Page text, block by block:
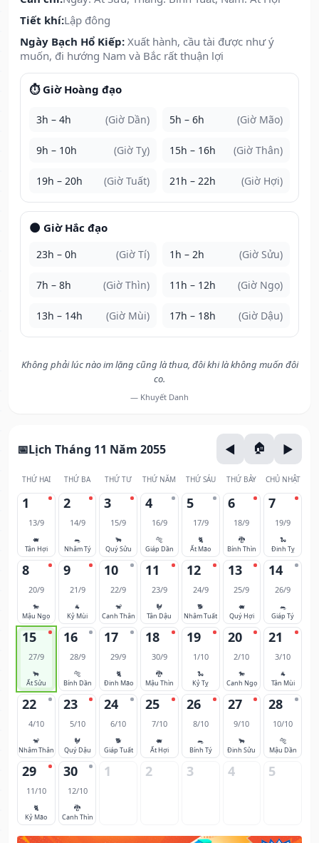
Tiết khí:Lập đông
Ngày Bạch Hổ Kiếp: Xuất hành, cầu tài được như ý
muốn, đi hướng Nam và Bắc rất thuận lợi
⏱️ Giờ Hoàng đạo
3h – 4h (Giờ Dần) 5h – 6h (Giờ Mão)
9h – 10h (Giờ Tỵ) 15h – 16h (Giờ Thân)
19h – 20h (Giờ Tuất) 21h – 22h (Giờ Hợi)
🌑 Giờ Hắc đạo
23h – 0h (Giờ Tí) 1h – 2h (Giờ Sửu)
7h – 8h (Giờ Thìn) 11h – 12h (Giờ Ngọ)
13h – 14h (Giờ Mùi) 17h – 18h (Giờ Dậu)
Không phải lúc nào im lặng cũng là thua, đôi khi là không muốn đôi
co.
— Khuyết Danh
Lịch Tháng 11 Năm 2055
THỨ HAI THỨ BA THỨ TƯ THỨ NĂM THỨ SÁU THỨ BẢY CHỦ NHẬT
1
13/9
🐖
Tân Hợi
2
14/9
🐀
Nhâm Tý
3
15/9
🐂
Quý Sửu
4
16/9
🐅
Giáp Dần
5
17/9
🐈
Ất Mão
6
18/9
🐉
Bính Thìn
7
19/9
🐍
Đinh Tỵ
8
20/9
🐎
Mậu Ngọ
9
21/9
🐐
Kỷ Mùi
10
22/9
🐒
Canh Thân
11
23/9
🐓
Tân Dậu
12
24/9
🐕
Nhâm Tuất
13
25/9
🐖
Quý Hợi
14
26/9
🐀
Giáp Tý
15
27/9
🐂
Ất Sửu
16
28/9
🐅
Bính Dần
17
29/9
🐈
Đinh Mão
18
30/9
🐉
Mậu Thìn
19
1/10
🐍
Kỷ Tỵ
20
2/10
🐎
Canh Ngọ
21
3/10
🐐
Tân Mùi
22
4/10
🐒
Nhâm Thân
23
5/10
🐓
Quý Dậu
24
6/10
🐕
Giáp Tuất
25
7/10
🐖
Ất Hợi
26
8/10
🐀
Bính Tý
27
9/10
🐂
Đinh Sửu
28
10/10
🐅
Mậu Dần
29
11/10
🐈
Kỷ Mão
30
12/10
🐉
Canh Thìn
1 2 3 4 5